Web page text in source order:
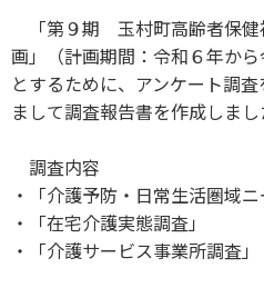
「第９期 玉村町高齢者保健
画」（計画期間：令和６年か
とするために、アンケート調
まして調査報告書を作成しまし
調査内容
・「介護予防・日常生活圏域ニ
・「在宅介護実態調査」
・「介護サービス事業所調査」